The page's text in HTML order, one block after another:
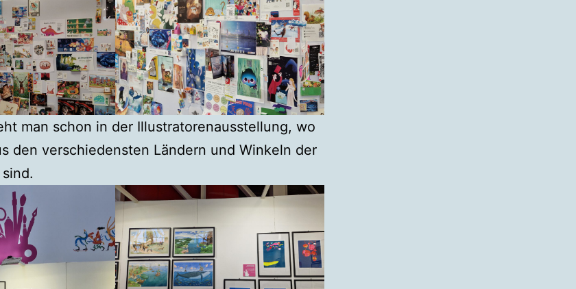
man schon in der Illustratorenausstellung, wo
den verschiedensten Ländern und Winkeln der